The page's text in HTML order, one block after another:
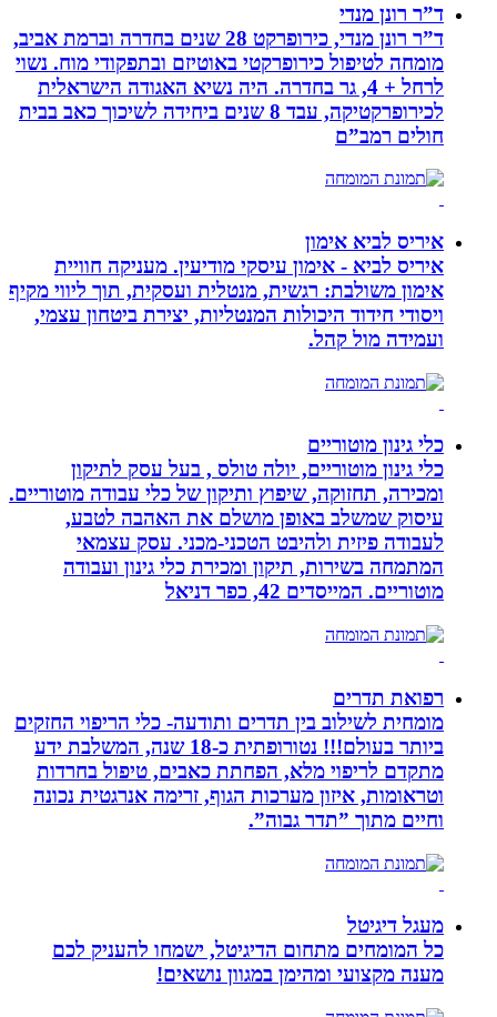
ד”ר רונן מנדי
ד”ר רונן מנדי, כירופרקט 28 שנים בחדרה וברמת אביב,
מומחה לטיפול כירופרקטי באוטיזם ובתפקודי מוח. נשוי
לרחל + 4, גר בחדרה. היה נשיא האגודה הישראלית
לכירופרקטיקה, עבד 8 שנים ביחידה לשיכוך כאב בבית
חולים רמב”ם
איריס לביא אימון
איריס לביא - אימון עיסקי מודיעין. מעניקה חוויית
אימון משולבת: רגשית, מנטלית ועסקית, תוך ליווי מקיף
ויסודי חידוד היכולות המנטליות, יצירת ביטחון עצמי,
ועמידה מול קהל.
כלי גינון מוטוריים
כלי גינון מוטוריים, יולה טולס , בעל עסק לתיקון
ומכירה, תחזוקה, שיפוץ ותיקון של כלי עבודה מוטוריים.
עיסוק שמשלב באופן מושלם את האהבה לטבע,
לעבודה פיזית ולהיבט הטכני-מכני. עסק עצמאי
המתמחה בשירות, תיקון ומכירת כלי גינון ועבודה
מוטוריים. המייסדים 42, כפר דניאל
רפואת תדרים
מומחית לשילוב בין תדרים ותודעה- כלי הריפוי החזקים
ביותר בעולם!!! נטורופתית כ-18 שנה, המשלבת ידע
מתקדם לריפוי מלא, הפחתת כאבים, טיפול בחרדות
וטראומות, איזון מערכות הגוף, זרימה אנרגטית נכונה
וחיים מתוך ”תדר גבוה”.
מעגל דיגיטל
כל המומחים מתחום הדיגיטל, ישמחו להעניק לכם
מענה מקצועי ומהימן במגוון נושאים!